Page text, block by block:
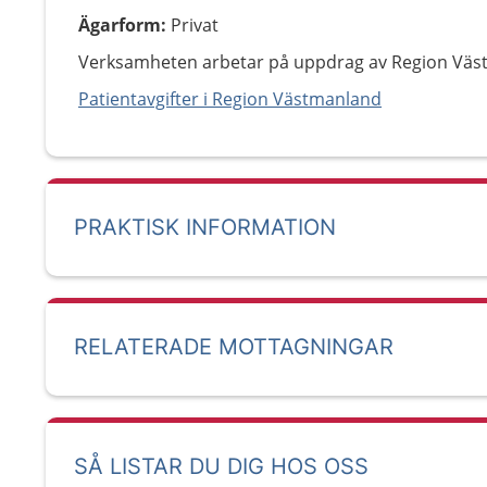
Ägarform: Privat
Verksamheten arbetar på uppdrag av Region
Patientavgifter i Region Västmanland
PRAKTISK INFORMATION
RELATERADE MOTTAGNINGAR
SÅ LISTAR DU DIG HOS OSS